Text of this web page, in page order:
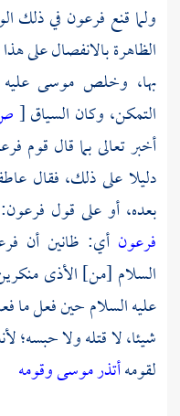
ولما قنع فرعون في ذلك
الظاهرة بالانفصال على
بها، وخلص موسى
التمكن، وكان السياق[
أخبر تعالى بما قال قوم
دليلا على ذلك، فقال
بعده، أو على قول فرعون:
فرعونأي: ظانين أن
السلام [من] الأذى
عليه السلام حين فعل ما
شيئا، لا قتله ولا حبسه؛
لقومهأتذر موسى وقومه